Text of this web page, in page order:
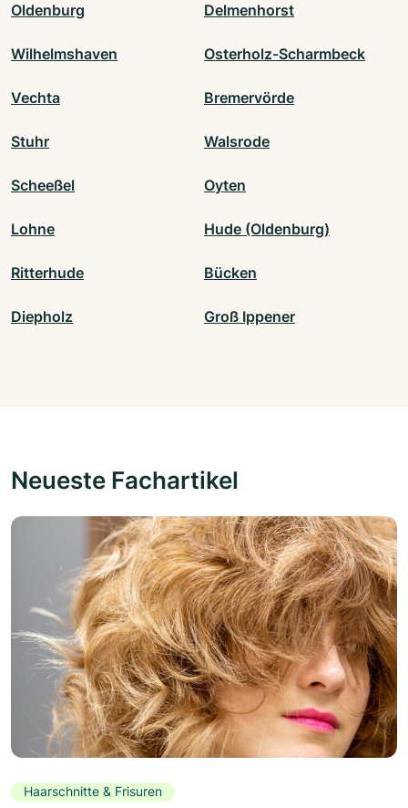
Oldenburg Delmenhorst
Wilhelmshaven Osterholz-Scharmbeck
Vechta Bremervörde
Stuhr Walsrode
Scheeßel Oyten
Lohne Hude (Oldenburg)
Ritterhude Bücken
Diepholz Groß Ippener
Neueste Fachartikel
Haarschnitte & Frisuren